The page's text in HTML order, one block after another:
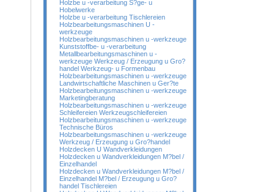
Holzbe u -verarbeitung S?ge- u
Hobelwerke
Holzbe u -verarbeitung Tischlereien
Holzbearbeitungsmaschinen U -
werkzeuge
Holzbearbeitungsmaschinen u -werkzeuge
Kunststoffbe- u -verarbeitung
Metallbearbeitungsmaschinen u -
werkzeuge Werkzeug / Erzeugung u Gro?
handel Werkzeug- u Formenbau
Holzbearbeitungsmaschinen u -werkzeuge
Landwirtschaftliche Maschinen u Ger?te
Holzbearbeitungsmaschinen u -werkzeuge
Marketingberatung
Holzbearbeitungsmaschinen u -werkzeuge
Schleifereien Werkzeugschleifereien
Holzbearbeitungsmaschinen u -werkzeuge
Technische Büros
Holzbearbeitungsmaschinen u -werkzeuge
Werkzeug / Erzeugung u Gro?handel
Holzdecken U Wandverkleidungen
Holzdecken u Wandverkleidungen M?bel /
Einzelhandel
Holzdecken u Wandverkleidungen M?bel /
Einzelhandel M?bel / Erzeugung u Gro?
handel Tischlereien